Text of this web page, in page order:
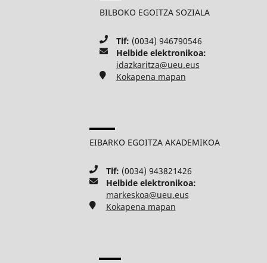
BILBOKO EGOITZA SOZIALA
Tlf: (0034) 946790546
Helbide elektronikoa:
idazkaritza@ueu.eus
Kokapena mapan
EIBARKO EGOITZA AKADEMIKOA
Tlf: (0034) 943821426
Helbide elektronikoa:
markeskoa@ueu.eus
Kokapena mapan